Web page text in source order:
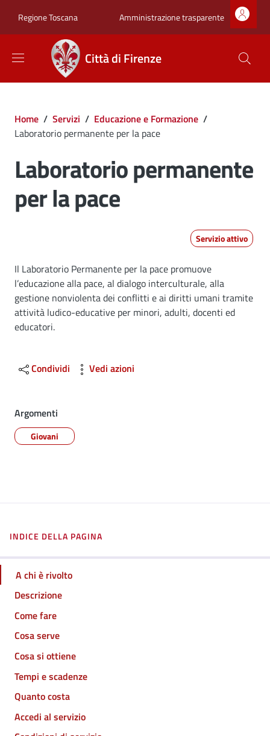
Regione Toscana Zona superiore
Amministrazione trasparente
Città di Firenze
Briciole di pane
Home / Servizi / Educazione e Formazione /
Laboratorio permanente per la pace
Laboratorio permanente
per la pace
Servizio attivo
Dettagli
Il Laboratorio Permanente per la pace promuove
l’educazione alla pace, al dialogo interculturale, alla
gestione nonviolenta dei conflitti e ai diritti umani tramite
attività ludico-educative per minori, adulti, docenti ed
educatori.
Condividi Vedi azioni
Argomenti
Giovani
INDICE DELLA PAGINA
A chi è rivolto
Descrizione
Come fare
Cosa serve
Cosa si ottiene
Tempi e scadenze
Quanto costa
Accedi al servizio